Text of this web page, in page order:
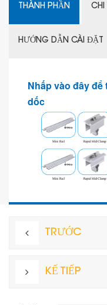
THÀNH PHẦN CHI
HƯỚNG DẪN CÀI ĐẶT
Nhấp vào đây
dốc
TRƯỚC
KẾ TIẾP